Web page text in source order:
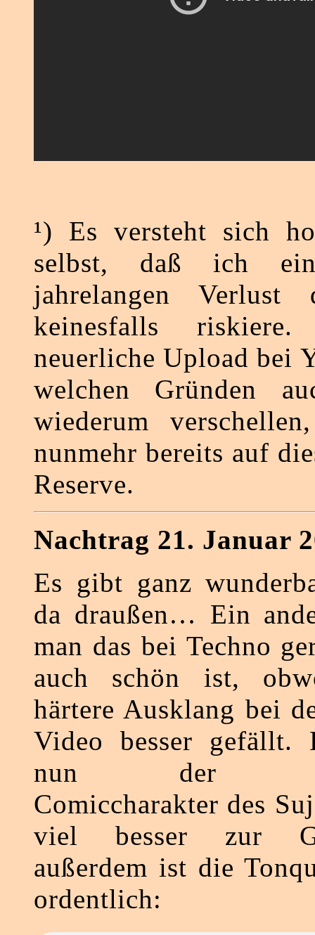
¹) Es versteht sich
selbst, daß ich
jahrelangen Verlust
keinesfalls
neuerliche Upload bei
welchen Gründen
wiederum
nunmehr bereits auf
Reserve.
Nachtrag 21. Januar
Es gibt ganz
da draußen… Ein
man das bei Techno
auch schön ist,
härtere Ausklang bei
Video besser gefällt.
nun der
Comiccharakter des
viel besser zur
außerdem ist die
ordentlich: